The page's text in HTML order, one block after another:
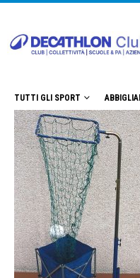
TUTTI GLI SPORT